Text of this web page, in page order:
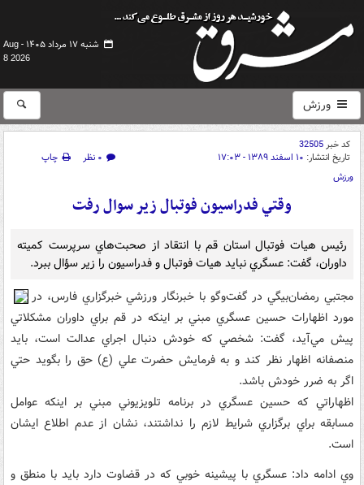
شنبه ۱۷ مرداد ۱۴۰۵ -
Aug
8 2026
ورزش
کد خبر32505
تاریخ انتشار: ۱۰ اسفند ۱۳۸۹ - ۱۷:۰۳ ۰ نظر
چاپ
ورزش
وقتي فدراسيون فوتبال زير سوال رفت
رئيس هيات فوتبال استان قم با انتقاد از صحبت‌هاي سرپرست کميته
داوران، گفت: عسگري نبايد هيات فوتبال و فدراسيون را زير سؤال ببرد.
مجتبي رمضان‌بيگي در گفت‌وگو با خبرنگار ورزشي خبرگزاري فارس، در
مورد اظهارات حسين عسگري مبني بر اينکه در قم براي داوران مشکلاتي
پيش مي‌آيد، گفت: شخصي که خودش دنبال اجراي عدالت است، بايد
منصفانه اظهار نظر کند و به فرمايش حضرت علي (ع) حق را بگويد حتي
اگر به ضرر خودش باشد.
اظهاراتي که حسين عسگري در برنامه تلويزيوني مبني بر اينکه عوامل
مسابقه براي برگزاري شرايط لازم را نداشتند، نشان از عدم اطلاع ايشان
است.
وي ادامه داد: عسگري با پيشينه خوبي که در قضاوت دارد بايد با منطق و